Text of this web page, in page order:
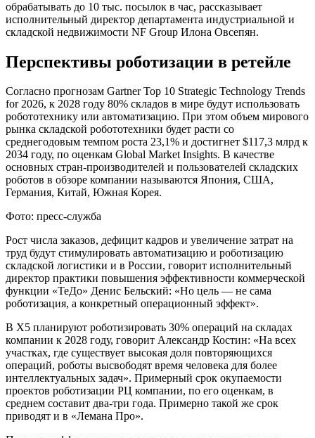
обрабатывать до 10 тыс. посылок в час, рассказывает
исполнительный директор департамента индустриальной и
складской недвижимости NF Group Илона Овсепян.
Перспективы роботизации в ретейле
Согласно прогнозам Gartner Top 10 Strategic Technology Trends
for 2026, к 2028 году 80% складов в мире будут использовать
робототехнику или автоматизацию. При этом объем мирового
рынка складской робототехники будет расти со
среднегодовым темпом роста 23,1% и достигнет $117,3 млрд к
2034 году, по оценкам Global Market Insights. В качестве
основных стран-производителей и пользователей складских
роботов в обзоре компании называются Япония, США,
Германия, Китай, Южная Корея.
Фото: пресс-служба
Рост числа заказов, дефицит кадров и увеличение затрат на
труд будут стимулировать автоматизацию и роботизацию
складской логистики и в России, говорит исполнительный
директор практики повышения эффективности коммерческой
функции «ТеДо» Денис Бельский: «Но цель — не сама
роботизация, а конкретный операционный эффект».
В Х5 планируют роботизировать 30% операций на складах
компании к 2028 году, говорит Александр Костин: «На всех
участках, где существует высокая доля повторяющихся
операций, роботы высвободят время человека для более
интеллектуальных задач». Примерный срок окупаемости
проектов роботизации РЦ компании, по его оценкам, в
среднем составит два-три года. Примерно такой же срок
приводят и в «Лемана Про».